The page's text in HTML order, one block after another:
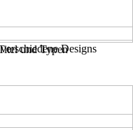
und TypenDesigns